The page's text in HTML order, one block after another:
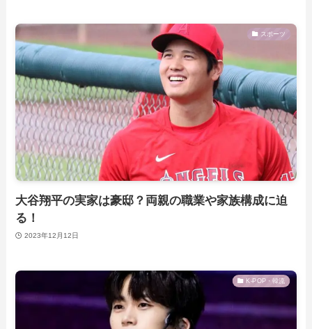
スポーツ
大谷翔平の実家は豪邸？両親の職業や家族構成に迫
る！
2023年12月12日
K-POP・韓流